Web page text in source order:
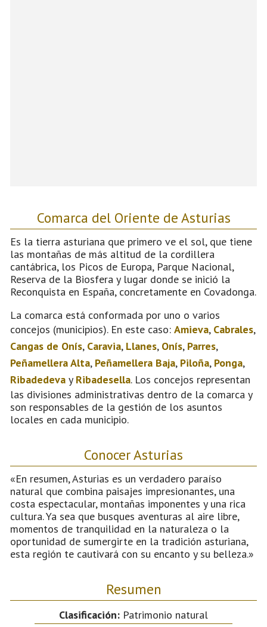
Comarca del Oriente de Asturias
Es la tierra asturiana que primero ve el sol, que tiene
las montañas de más altitud de la cordillera
cantábrica, los Picos de Europa, Parque Nacional,
Reserva de la Biosfera y lugar donde se inició la
Reconquista en España, concretamente en Covadonga.
La comarca está conformada por uno o varios
concejos (municipios). En este caso: Amieva, Cabrales,
Cangas de Onís, Caravia, Llanes, Onís, Parres,
Peñamellera Alta, Peñamellera Baja, Piloña, Ponga,
Ribadedeva y Ribadesella. Los concejos representan
las divisiones administrativas dentro de la comarca y
son responsables de la gestión de los asuntos
locales en cada municipio.
Conocer Asturias
«En resumen, Asturias es un verdadero paraíso
natural que combina paisajes impresionantes, una
costa espectacular, montañas imponentes y una rica
cultura. Ya sea que busques aventuras al aire libre,
momentos de tranquilidad en la naturaleza o la
oportunidad de sumergirte en la tradición asturiana,
esta región te cautivará con su encanto y su belleza.»
Resumen
Clasificación: Patrimonio natural